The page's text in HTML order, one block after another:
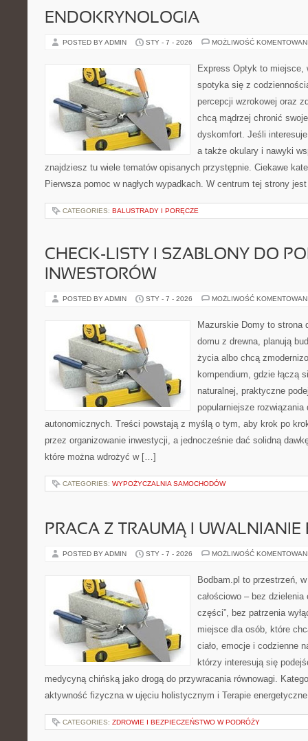
ENDOKRYNOLOGIA
POSTED BY ADMIN STY - 7 - 2026 MOŻLIWOŚĆ
Express Optyk to miejsce,
spotyka się z
percepcji wzrokowej oraz
chcą mądrzej chronić
dyskomfort. Jeśli
a także okulary i nawyki
znajdziesz tu wiele tematów opisanych przystępnie. Ciekawe
Pierwsza pomoc w nagłych wypadkach. W centrum tej strony
CATEGORIES: BALUSTRADY I PORĘCZE
CHECK-LISTY I SZABLONY DO
INWESTORÓW
POSTED BY ADMIN STY - 7 - 2026 MOŻLIWOŚĆ
Mazurskie Domy to strona
domu z drewna, planują
życia albo chcą
kompendium, gdzie łączą
naturalnej, praktyczne
popularniejsze rozwiązania
autonomicznych. Treści powstają z myślą o tym, aby krok po
przez organizowanie inwestycji, a jednocześnie dać solidną
które można wdrożyć w […]
CATEGORIES: WYPOŻYCZALNIA SAMOCHODÓW
PRACA Z TRAUMĄ I UWALNIANIE
POSTED BY ADMIN STY - 7 - 2026 MOŻLIWOŚĆ
Bodbam.pl to przestrzeń,
całościowo – bez dzielenia
części”, bez patrzenia
miejsce dla osób, które
ciało, emocje i codzienne
którzy interesują się
medycyną chińską jako drogą do przywracania równowagi.
aktywność fizyczna w ujęciu holistycznym i Terapie
CATEGORIES: ZDROWIE I BEZPIECZEŃSTWO W PODRÓŻY